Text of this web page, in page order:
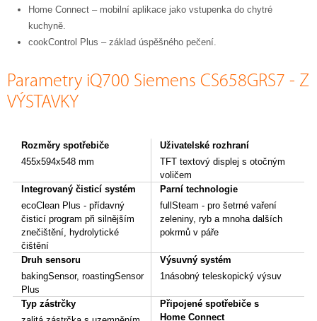
Home Connect – mobilní aplikace jako vstupenka do chytré
kuchyně.
cookControl Plus – základ úspěšného pečení.
Parametry iQ700 Siemens CS658GRS7 - Z
VÝSTAVKY
Rozměry spotřebiče
455x594x548 mm
Uživatelské rozhraní
TFT textový displej s otočným
voličem
Integrovaný čisticí systém
ecoClean Plus - přídavný
čisticí program při silnějším
znečištění, hydrolytické
čištění
Parní technologie
fullSteam - pro šetrné vaření
zeleniny, ryb a mnoha dalších
pokrmů v páře
Druh sensoru
bakingSensor, roastingSensor
Plus
Výsuvný systém
1násobný teleskopický výsuv
Typ zástrčky
Připojené spotřebiče s
Home Connect